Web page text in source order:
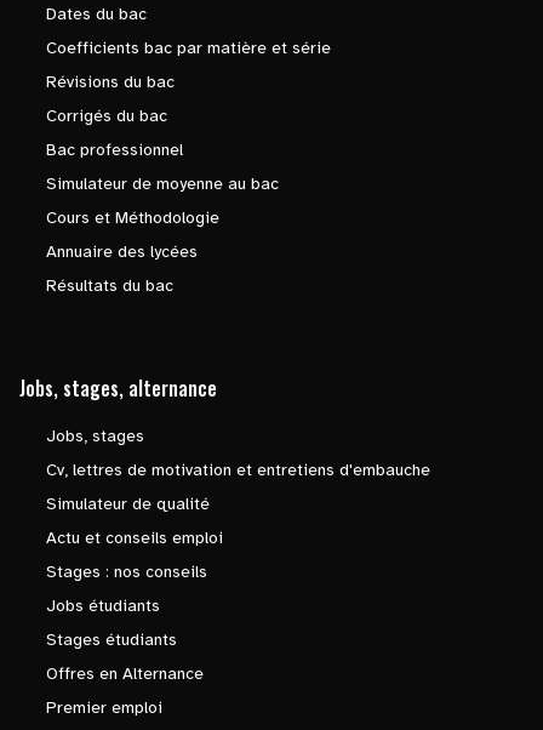
Dates du bac
Coefficients bac par matière et série
Révisions du bac
Corrigés du bac
Bac professionnel
Simulateur de moyenne au bac
Cours et Méthodologie
Annuaire des lycées
Résultats du bac
Jobs, stages, alternance
Jobs, stages
Cv, lettres de motivation et entretiens d'embauche
Simulateur de qualité
Actu et conseils emploi
Stages : nos conseils
Jobs étudiants
Stages étudiants
Offres en Alternance
Premier emploi